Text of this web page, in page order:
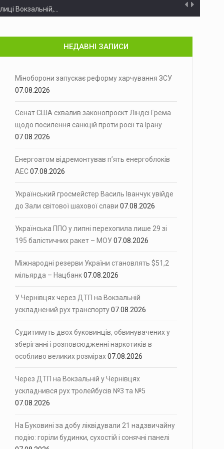
Вокзальній,…
через дорожньо-транспортну пригоду…
панелі
Ірану Сенат Конгресу Сполучених Штатів у…
із…
федерація шахів (FIDE) оголосила…
України у липні…
НЕДАВНІ ЗАПИСИ
Міноборони запускає реформу харчування ЗСУ
07.08.2026
Сенат США схвалив законопроєкт Ліндсі Грема
щодо посилення санкцій проти росії та Ірану
07.08.2026
Енергоатом відремонтував п’ять енергоблоків
АЕС07.08.2026
Український гросмейстер Василь Іванчук увійде
до Зали світової шахової слави 07.08.2026
Українська ППО у липні перехопила лише 29 зі
195 балістичних ракет – МОУ07.08.2026
Міжнародні резерви України становлять $51,2
мільярда – Нацбанк07.08.2026
У Чернівцях через ДТП на Вокзальній
ускладнений рух транспорту07.08.2026
Судитимуть двох буковинців, обвинувачених у
зберіганні і розповсюдженні наркотиків в
особливо великих розмірах07.08.2026
Через ДТП на Вокзальній у Чернівцях
ускладнився рух тролейбусів №3 та №5
07.08.2026
На Буковині за добу ліквідували 21 надзвичайну
подію: горіли будинки, сухостій і сонячні панелі